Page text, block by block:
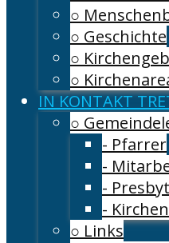
○
○ Geschichte
○
○
IN KONTAKT
○
- Pfarrer
-
-
-
○ Links